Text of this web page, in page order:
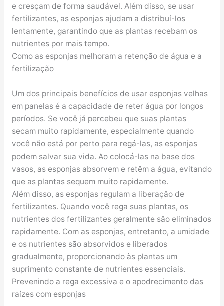
e cresçam de forma saudável. Além disso, se usar
fertilizantes, as esponjas ajudam a distribuí-los
lentamente, garantindo que as plantas recebam os
nutrientes por mais tempo.
Como as esponjas melhoram a retenção de água e a
fertilização
Um dos principais benefícios de usar esponjas velhas
em panelas é a capacidade de reter água por longos
períodos. Se você já percebeu que suas plantas
secam muito rapidamente, especialmente quando
você não está por perto para regá-las, as esponjas
podem salvar sua vida. Ao colocá-las na base dos
vasos, as esponjas absorvem e retêm a água, evitando
que as plantas sequem muito rapidamente.
Além disso, as esponjas regulam a liberação de
fertilizantes. Quando você rega suas plantas, os
nutrientes dos fertilizantes geralmente são eliminados
rapidamente. Com as esponjas, entretanto, a umidade
e os nutrientes são absorvidos e liberados
gradualmente, proporcionando às plantas um
suprimento constante de nutrientes essenciais.
Prevenindo a rega excessiva e o apodrecimento das
raízes com esponjas